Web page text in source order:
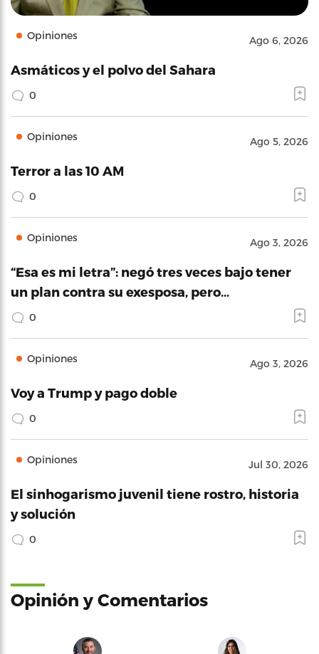
Opiniones Ago 6, 2026
Asmáticos y el polvo del Sahara
0
Opiniones Ago 5, 2026
Terror a las 10 AM
0
Opiniones Ago 3, 2026
“Esa es mi letra”: negó tres veces bajo tener
un plan contra su exesposa, pero…
0
Opiniones Ago 3, 2026
Voy a Trump y pago doble
0
Opiniones Jul 30, 2026
El sinhogarismo juvenil tiene rostro, historia
y solución
0
Opinión y Comentarios